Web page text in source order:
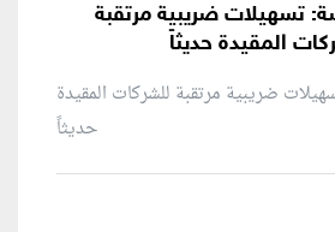
تسهيلات ضريبية مرتقبة
المقيدة حديثاً
ضريبية مرتقبة للشركات المقيدة